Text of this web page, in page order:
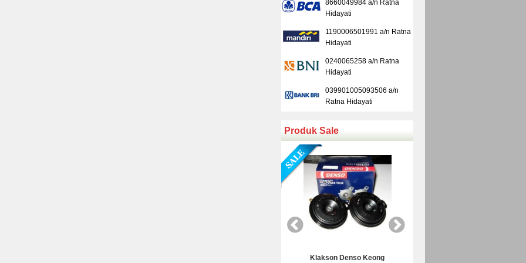
8660049984 a/n Ratna
Hidayati
1190006501991 a/n Ratna
Hidayati
0240065258 a/n Ratna
Hidayati
039901005093506 a/n
Ratna Hidayati
Produk Sale
Kamera Mundur Infrared